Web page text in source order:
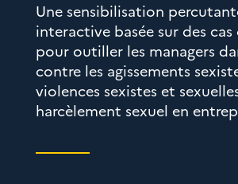
Une sensibilisation
interactive basée sur des
pour outiller les managers
contre les agissements
violences sexistes et
harcèlement sexuel en